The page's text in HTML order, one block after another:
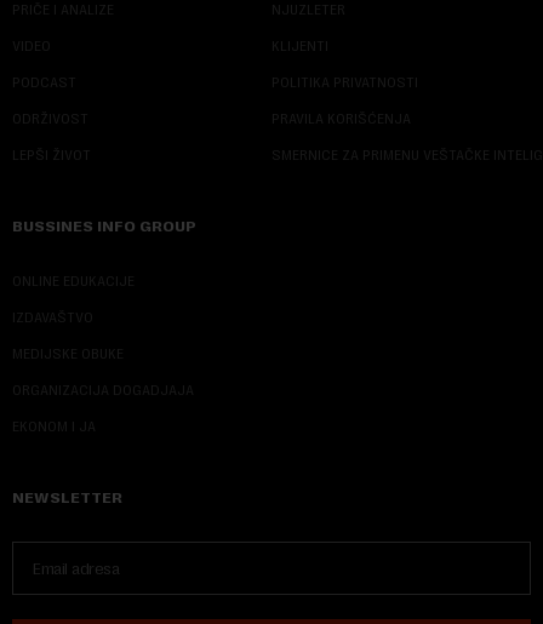
PRIČE I ANALIZE
VIDEO
PODCAST
ODRŽIVOST
LEPŠI ŽIVOT
NJUZLETER
KLIJENTI
POLITIKA PRIVATNOSTI
PRAVILA KORIŠĆENJA
SMERNICE ZA PRIMENU VEŠTAČKE
BUSSINES INFO GROUP
ONLINE EDUKACIJE
IZDAVAŠTVO
MEDIJSKE OBUKE
ORGANIZACIJA DOGADJAJA
EKONOM I JA
NEWSLETTER